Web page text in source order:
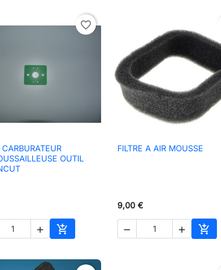
favorite_border
 Aperçu rapideOUTIL
 
Ajouter au panier
 Aperçu rapide
FILTRE A AIR MOUSSE
9,00 €
  